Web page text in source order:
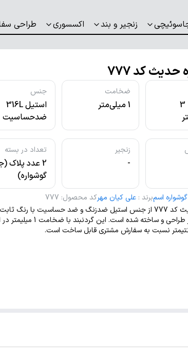
زنجیر و بند اکسسوری طراحی
کد 777
بین 2 تا 3
ضخامت
1 میلی‌متر
جنس
استیل 316L
ضدحساسیت
زنجیر
-
تعداد در بسته
2 عدد پلاک
گوشواره)
گوشواره اسمبرند : علی کیان مهرکد محصول:
777
گوشواره حدیث کد 777 از جنس استیل ضدزنگ و ضد حساسیت با رنگ
زیورآلات نگار طراحی و ساخته شده است. این گردنبند